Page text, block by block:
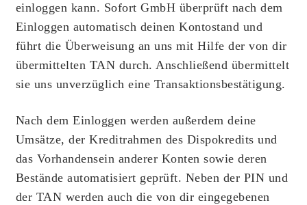
einloggen kann. Sofort GmbH überprüft nach dem
Einloggen automatisch deinen Kontostand und
führt die Überweisung an uns mit Hilfe der von dir
übermittelten TAN durch. Anschließend übermittelt
sie uns unverzüglich eine Transaktionsbestätigung.
Nach dem Einloggen werden außerdem deine
Umsätze, der Kreditrahmen des Dispokredits und
das Vorhandensein anderer Konten sowie deren
Bestände automatisiert geprüft. Neben der PIN und
der TAN werden auch die von dir eingegebenen